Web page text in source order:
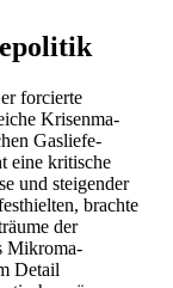
forcierte
Krisen­ma­
Gaslie­fe­
eine kritische
und steigender
brachte
der
Mikro­ma­
Detail